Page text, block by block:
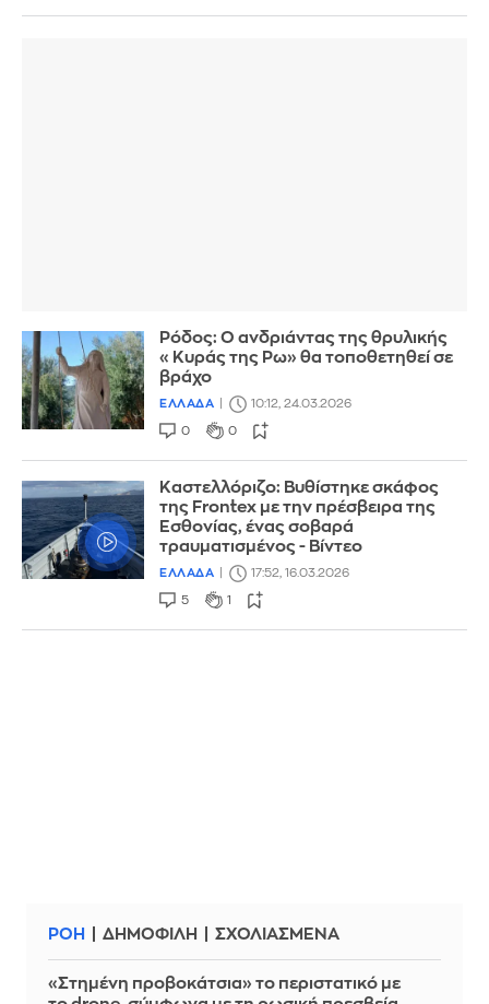
Ρόδος: O ανδριάντας της θρυλικής
«Κυράς της Ρω» θα τοποθετηθεί σε
βράχο
ΕΛΛΑΔΑ 10:12, 24.03.2026
0 0
Καστελλόριζο: Βυθίστηκε σκάφος
της Frontex με την πρέσβειρα της
Εσθονίας, ένας σοβαρά
τραυματισμένος - Βίντεο
ΕΛΛΑΔΑ 17:52, 16.03.2026
5 1
ΡΟΗ ΔΗΜΟΦΙΛΗ ΣΧΟΛΙΑΣΜΕΝΑ
«Στημένη προβοκάτσια» το περιστατικό με